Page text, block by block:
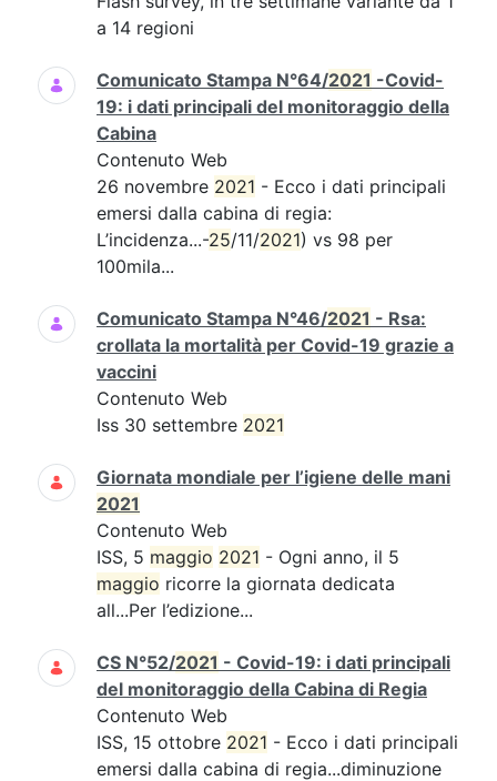
a 14 regioni
Comunicato Stampa N°64/2021 -Covid-
19: i dati principali del monitoraggio della
Cabina
Contenuto Web
26 novembre 2021 - Ecco i dati principali
emersi dalla cabina di regia:
L’incidenza...-25/11/2021) vs 98 per
100mila...
Comunicato Stampa N°46/2021 - Rsa:
crollata la mortalità per Covid-19 grazie a
vaccini
Contenuto Web
Iss 30 settembre 2021
Giornata mondiale per l’igiene delle mani
2021
Contenuto Web
ISS, 5 maggio 2021 - Ogni anno, il 5
maggio ricorre la giornata dedicata
all...Per l’edizione...
CS N°52/2021 - Covid-19: i dati principali
del monitoraggio della Cabina di Regia
Contenuto Web
ISS, 15 ottobre 2021 - Ecco i dati principali
emersi dalla cabina di regia...diminuzione